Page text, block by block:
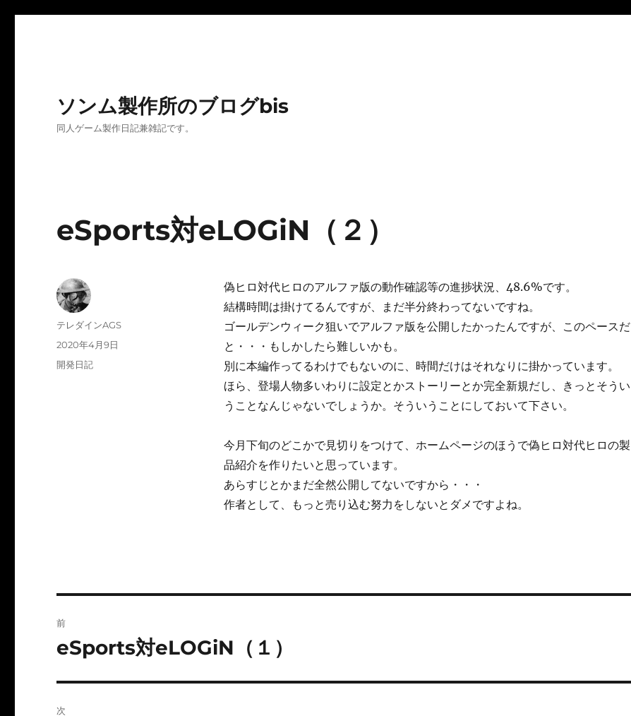
ソンム製作所のブログbis
同人ゲーム製作日記兼雑記です。
eSports対eLOGiN（２）
偽ヒロ対代ヒロのアルファ版の動作確認等の進捗状況、48.6%です。
結構時間は掛けてるんですが、まだ半分終わってないですね。
ゴールデンウィーク狙いでアルファ版を公開したかったんですが、このペースだ
と・・・もしかしたら難しいかも。
別に本編作ってるわけでもないのに、時間だけはそれなりに掛かっています。
ほら、登場人物多いわりに設定とかストーリーとか完全新規だし、きっとそうい
うことなんじゃないでしょうか。そういうことにしておいて下さい。
今月下旬のどこかで見切りをつけて、ホームページのほうで偽ヒロ対代ヒロの製
品紹介を作りたいと思っています。
あらすじとかまだ全然公開してないですから・・・
作者として、もっと売り込む努力をしないとダメですよね。
投
テレダインAGS
投
稿
2020年4月9日
カ
開発日記
稿
前
前
投
稿:
eSports対eLOGiN（１）
次